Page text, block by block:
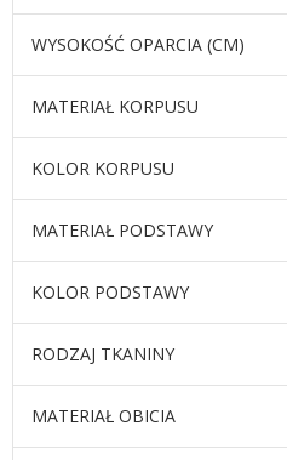
WYSOKOŚĆ OPARCIA (CM)
MATERIAŁ KORPUSU
KOLOR KORPUSU
MATERIAŁ PODSTAWY
KOLOR PODSTAWY
RODZAJ TKANINY
MATERIAŁ OBICIA